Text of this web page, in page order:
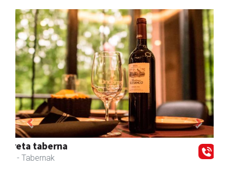
Lur fisioterapia eta pilates zentroa
Andoain - Fisioterapia
Previous Next